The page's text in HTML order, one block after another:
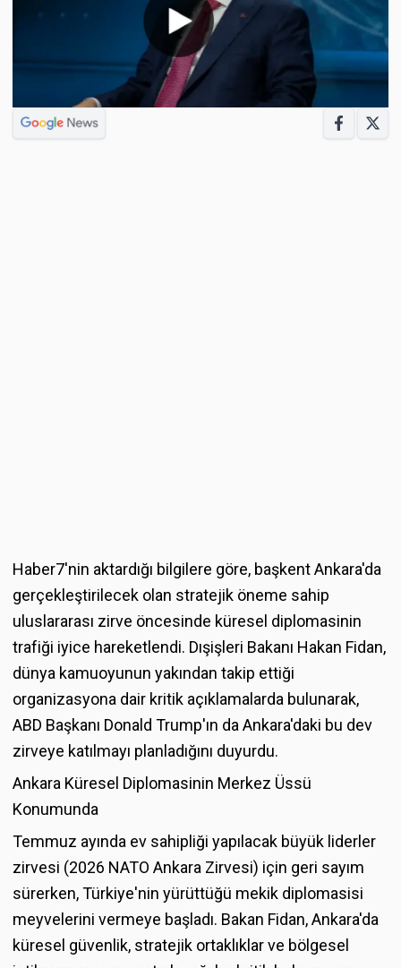
Haber7'nin aktardığı bilgilere göre, başkent Ankara'da
gerçekleştirilecek olan stratejik öneme sahip
uluslararası zirve öncesinde küresel diplomasinin
trafiği iyice hareketlendi. Dışişleri Bakanı Hakan Fidan,
dünya kamuoyunun yakından takip ettiği
organizasyona dair kritik açıklamalarda bulunarak,
ABD Başkanı Donald Trump'ın da Ankara'daki bu dev
zirveye katılmayı planladığını duyurdu.
Ankara Küresel Diplomasinin Merkez Üssü
Konumunda
Temmuz ayında ev sahipliği yapılacak büyük liderler
zirvesi (2026 NATO Ankara Zirvesi) için geri sayım
sürerken, Türkiye'nin yürüttüğü mekik diplomasisi
meyvelerini vermeye başladı. Bakan Fidan, Ankara'da
küresel güvenlik, stratejik ortaklıklar ve bölgesel